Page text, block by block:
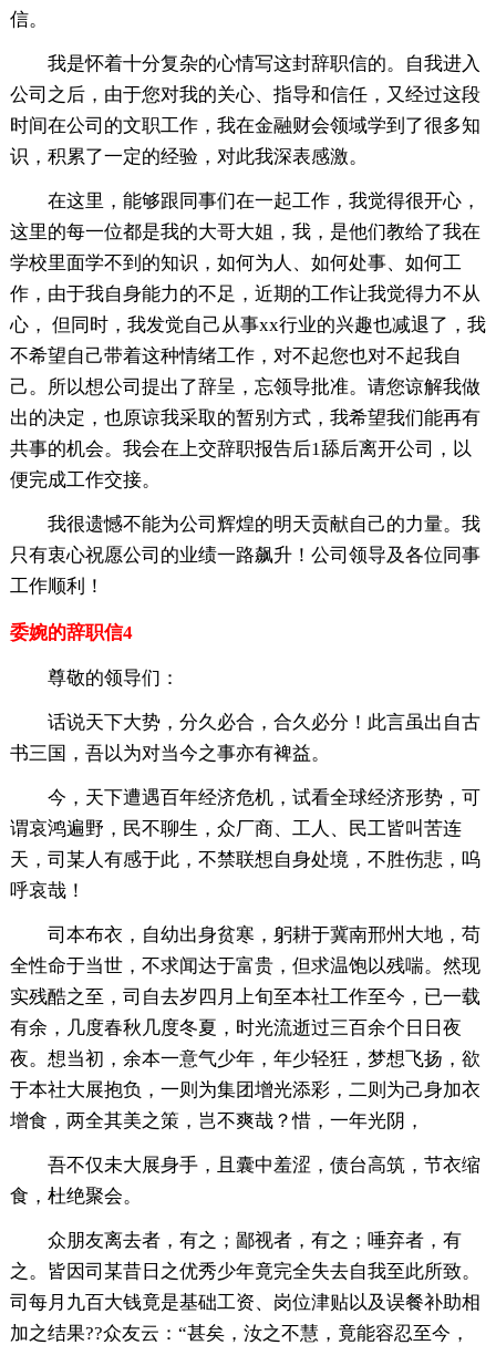
信。
我是怀着十分复杂的心情写这封辞职信的。自我进入
公司之后，由于您对我的关心、指导和信任，又经过这段
时间在公司的文职工作，我在金融财会领域学到了很多知
识，积累了一定的经验，对此我深表感激。
在这里，能够跟同事们在一起工作，我觉得很开心，
这里的每一位都是我的大哥大姐，我，是他们教给了我在
学校里面学不到的知识，如何为人、如何处事、如何工
作，由于我自身能力的不足，近期的工作让我觉得力不从
心， 但同时，我发觉自己从事xx行业的兴趣也减退了，我
不希望自己带着这种情绪工作，对不起您也对不起我自
己。所以想公司提出了辞呈，忘领导批准。请您谅解我做
出的决定，也原谅我采取的暂别方式，我希望我们能再有
共事的机会。我会在上交辞职报告后1舔后离开公司，以
便完成工作交接。
我很遗憾不能为公司辉煌的明天贡献自己的力量。我
只有衷心祝愿公司的业绩一路飙升！公司领导及各位同事
工作顺利！
委婉的辞职信4
尊敬的领导们：
话说天下大势，分久必合，合久必分！此言虽出自古
书三国，吾以为对当今之事亦有裨益。
今，天下遭遇百年经济危机，试看全球经济形势，可
谓哀鸿遍野，民不聊生，众厂商、工人、民工皆叫苦连
天，司某人有感于此，不禁联想自身处境，不胜伤悲，呜
呼哀哉！
司本布衣，自幼出身贫寒，躬耕于冀南邢州大地，苟
全性命于当世，不求闻达于富贵，但求温饱以残喘。然现
实残酷之至，司自去岁四月上旬至本社工作至今，已一载
有余，几度春秋几度冬夏，时光流逝过三百余个日日夜
夜。想当初，余本一意气少年，年少轻狂，梦想飞扬，欲
于本社大展抱负，一则为集团增光添彩，二则为己身加衣
增食，两全其美之策，岂不爽哉？惜，一年光阴，
吾不仅未大展身手，且囊中羞涩，债台高筑，节衣缩
食，杜绝聚会。
众朋友离去者，有之；鄙视者，有之；唾弃者，有
之。皆因司某昔日之优秀少年竟完全失去自我至此所致。
司每月九百大钱竟是基础工资、岗位津贴以及误餐补助相
加之结果??众友云：“甚矣，汝之不慧，竟能容忍至今，